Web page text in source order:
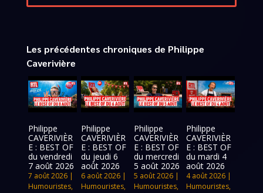
Les précédentes chroniques de Philippe
Caverivière
Philippe
CAVERIVIÈR
E : BEST OF
du vendredi
7 août 2026
7 août 2026 |
Humouristes,
Philippe
CAVERIVIÈR
E : BEST OF
du jeudi 6
août 2026
6 août 2026|
Humouristes,
Philippe
CAVERIVIÈR
E : BEST OF
du mercredi
5 août 2026
5 août 2026|
Humouristes,
Philippe
CAVERIVIÈR
E : BEST OF
du mardi 4
août 2026
4 août 2026 |
Humouristes,